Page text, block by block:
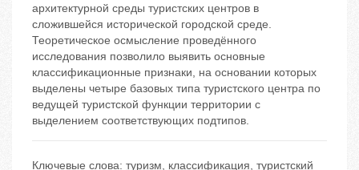
архитектурной среды туристских центров в
сложившейся исторической городской среде.
Теоретическое осмысление проведённого
исследования позволило выявить основные
классификационные признаки, на основании которых
выделены четыре базовых типа туристского центра по
ведущей туристской функции территории с
выделением соответствующих подтипов.
Ключевые слова: туризм, классификация, туристский